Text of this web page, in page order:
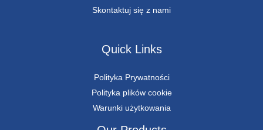
Skontaktuj się z nami
Quick Links
Polityka Prywatności
Polityka plików cookie
Warunki użytkowania